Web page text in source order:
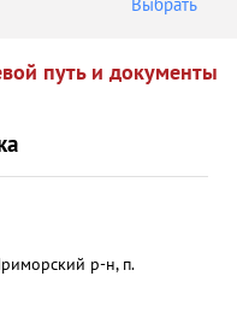
путь и документы
р-н, п.